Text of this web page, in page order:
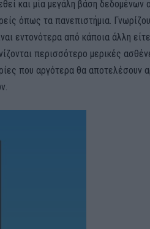
και μία μεγάλη βάση δεδομένων
όπως τα πανεπιστήμια.
εντονότερα από κάποια άλλη
περισσότερο μερικές
που αργότερα θα αποτελέσουν